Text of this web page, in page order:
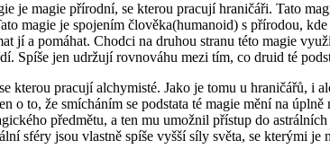
je magie přírodní, se kterou pracují hraničáři. Tato
magie je spojením člověka(humanoid) s přírodou,
jí a pomáhat. Chodci na druhou stranu této magie
Spíše jen udržují rovnováhu mezi tím, co druid té
kterou pracují alchymisté. Jako je tomu u hraničářů,
o to, že smícháním se podstata té magie mění na
předmětu, a ten mu umožnil přístup do
sféry jsou vlastně spíše vyšší síly světa, se kterými